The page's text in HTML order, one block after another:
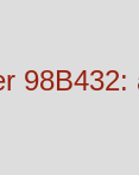
98B432: